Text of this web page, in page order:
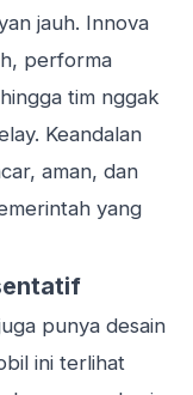
jauh. Innova
performa
tim nggak
Keandalan
aman, dan
yang
punya desain
ini terlihat